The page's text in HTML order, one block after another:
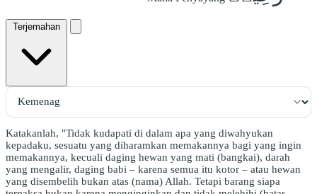
Terjemahan
Katakanlah, "Tidak kudapati di dalam apa yang diwahyukan
kepadaku, sesuatu yang diharamkan memakannya bagi yang ingin
memakannya, kecuali daging hewan yang mati (bangkai), darah
yang mengalir, daging babi – karena semua itu kotor – atau hewan
yang disembelih bukan atas (nama) Allah. Tetapi barang siapa